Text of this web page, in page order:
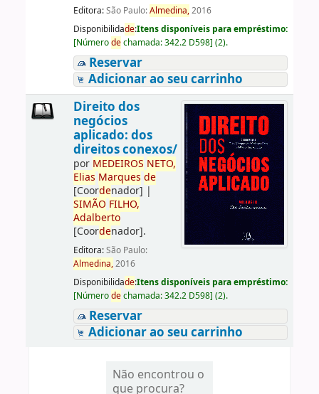
Editora:São Paulo:Almedina,2016
Disponibilidade:Itens disponíveis para empréstimo:
[Númerodechamada:342.2 D598] (2).
Reservar
Adicionar ao seu carrinho
Direito dos
negócios
aplicado: dos
direitos conexos/
por MEDEIROS NETO,
Elias Marques de
[Coordenador] |
SIMÃO FILHO,
Adalberto
[Coordenador].
Editora:São Paulo:
Almedina,2016
Disponibilidade:Itens disponíveis para empréstimo:
[Númerodechamada:342.2 D598] (2).
Reservar
Adicionar ao seu carrinho
Não encontrou o
que procura?